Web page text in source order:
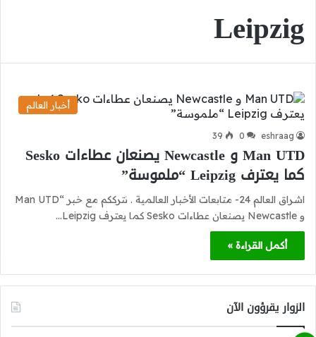
Leipzig
أخبار العالم
eshraag
0
39
Man UTD و Newcastle يصنعان عطاءات Sesko
كما يعترف Leipzig “ملموسة”
اشراق العالم 24- متابعات الأخبار العالمية . نترككم مع خبر “Man UTD
و Newcastle يصنعان عطاءات Sesko كما يعترف Leipzig…
أكمل القراءة »
الزوار يقرؤون الآن